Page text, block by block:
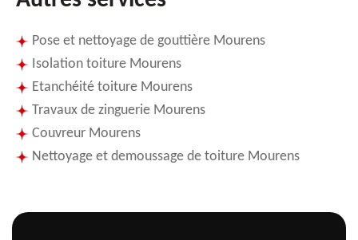
Pose et nettoyage de gouttière Mourens
Isolation toiture Mourens
Etanchéité toiture Mourens
Travaux de zinguerie Mourens
Couvreur Mourens
Nettoyage et demoussage de toiture Mourens